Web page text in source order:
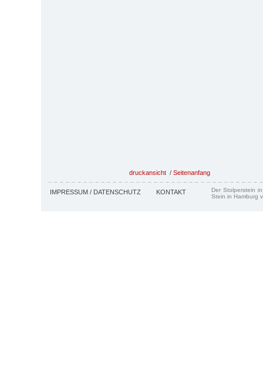
druckansicht / Seitenanfang
IMPRESSUM / DATENSCHUTZ KONTAKT
Der Stolperstein
Stein in Hamburg